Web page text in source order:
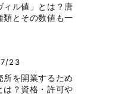
ィル値」とは？唐
類とその数値も一
23
所を開業するため
は？資格・許可や